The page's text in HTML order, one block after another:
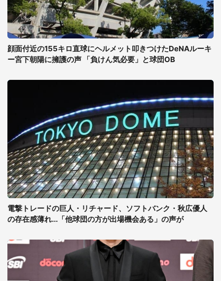
顔面付近の155キロ直球にヘルメット叩きつけたDeNAルーキ
ー宮下朝陽に擁護の声 「負けん気必要」と球団OB
電撃トレードの巨人・リチャード、ソフトバンク・秋広優人
の存在感薄れ...「他球団の方が出場機会ある」の声が